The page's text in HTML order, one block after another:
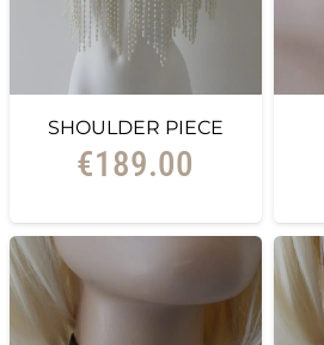
SHOULDER PIECE
€189.00